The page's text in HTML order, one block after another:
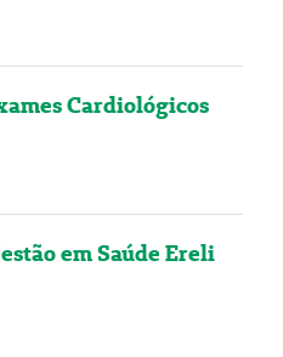
Cardiológicos
em Saúde Ereli